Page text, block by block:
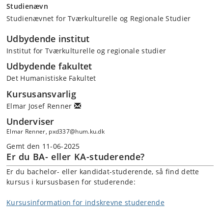
Studienævn
Studienævnet for Tværkulturelle og Regionale Studier
Udbydende institut
Institut for Tværkulturelle og regionale studier
Udbydende fakultet
Det Humanistiske Fakultet
Kursusansvarlig
Elmar Josef Renner
Underviser
Elmar Renner, pxd337@hum.ku.dk
Gemt den 11-06-2025
Er du BA- eller KA-studerende?
Er du bachelor- eller kandidat-studerende, så find dette
kursus i kursusbasen for studerende:
Kursusinformation for indskrevne studerende